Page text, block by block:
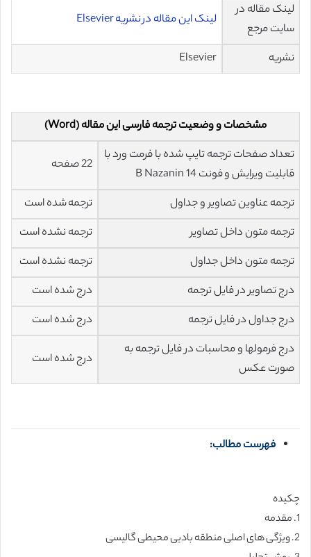
لینک مقاله در
سایت مرجع
لینک این مقاله در نشریه Elsevier
نشریه Elsevier
مشخصات و وضعیت ترجمه فارسی این مقاله (Word)
تعداد صفحات ترجمه تایپ شده با فرمت ورد با
قابلیت ویرایش و فونت 14 B Nazanin
22 صفحه
ترجمه عناوین تصاویر و جداول
ترجمه شده است
ترجمه متون داخل تصاویر
ترجمه نشده است
ترجمه متون داخل جداول
ترجمه نشده است
درج تصاویر در فایل ترجمه
درج شده است
درج جداول در فایل ترجمه
درج شده است
درج فرمولها و محاسبات در فایل ترجمه به
صورت عکس
درج شده است
فهرست مطالب:
چکیده
1. مقدمه
2. ویژگی های اصلی منطقه بادیی محیطی گالیسی